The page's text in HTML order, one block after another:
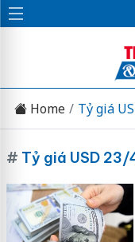
Home Tỷ giá
# Tỷ giá USD 23/